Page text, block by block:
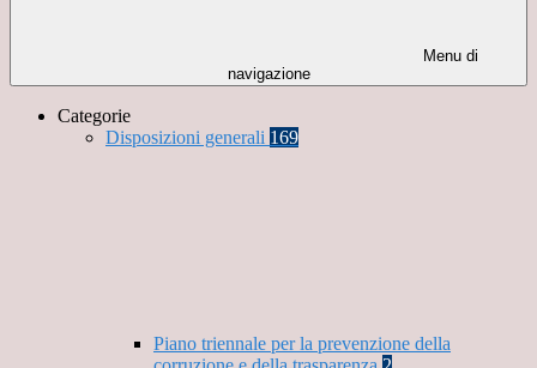
Menu di
navigazione
Categorie
Disposizioni generali 169
Piano triennale per la prevenzione della